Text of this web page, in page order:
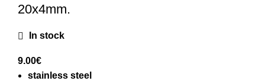
20x4mm.
In stock
9.00€
stainless steel